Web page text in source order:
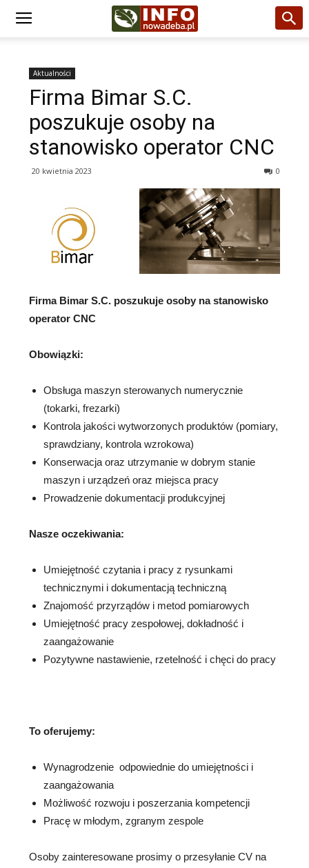
Aktualności
Firma Bimar S.C.
poszukuje osoby na
stanowisko operator CNC
20 kwietnia 2023 0
Firma Bimar S.C. poszukuje osoby na stanowisko
operator CNC
Obowiązki:
Obsługa maszyn sterowanych numerycznie
(tokarki, frezarki)
Kontrola jakości wytworzonych produktów (pomiary,
sprawdziany, kontrola wzrokowa)
Konserwacja oraz utrzymanie w dobrym stanie
maszyn i urządzeń oraz miejsca pracy
Prowadzenie dokumentacji produkcyjnej
Nasze oczekiwania:
Umiejętność czytania i pracy z rysunkami
technicznymi i dokumentacją techniczną
Znajomość przyrządów i metod pomiarowych
Umiejętność pracy zespołowej, dokładność i
zaangażowanie
Pozytywne nastawienie, rzetelność i chęci do pracy
To oferujemy:
Wynagrodzenie odpowiednie do umiejętności i
zaangażowania
Możliwość rozwoju i poszerzania kompetencji
Pracę w młodym, zgranym zespole
Osoby zainteresowane prosimy o przesyłanie CV na